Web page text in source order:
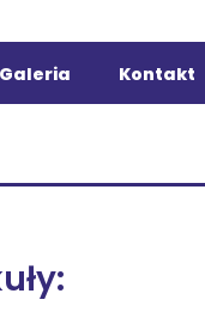
Galeria Kontakt